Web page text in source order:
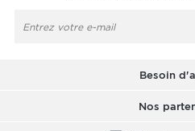
Besoin
Nos